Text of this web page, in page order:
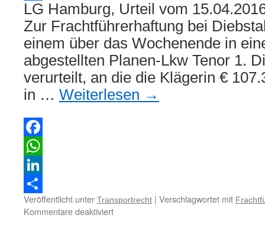
Teilen
LG Hamburg, Urteil vom
Zur Frachtführerhaftung bei
einem über das Wochenende in
abgestellten Planen-Lkw Tenor 1.
verurteilt, an die die Klägerin €
in … Weiterlesen →
Facebook
WhatsApp
LinkedIn
Teilen
Veröffentlicht unter Transportrecht | Verschlagwortet mit
Kommentare deaktiviertfür